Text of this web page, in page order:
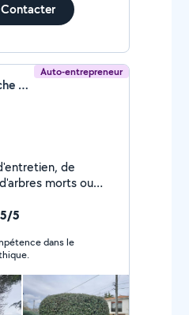
Contacter
Auto-entrepreneur
Anthony Roussel (Branche & Nature EI)
morts ou
événements...
tonte,
5
dans le